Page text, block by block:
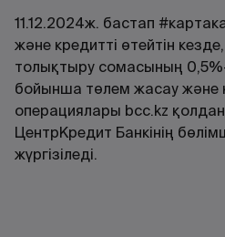
11.12.2024ж. бастап
және кредитті өтейтін
толықтыру сомасының
бойынша төлем жасау және
операциялары bcc.kz
ЦентрКредит Банкінің
жүргізіледі.